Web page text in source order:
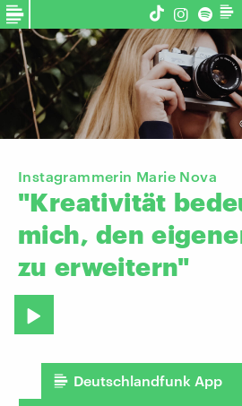
Instagrammerin Marie Nova
"Kreativität
mich, den
zu erweitern"
Deutschlandfunk App